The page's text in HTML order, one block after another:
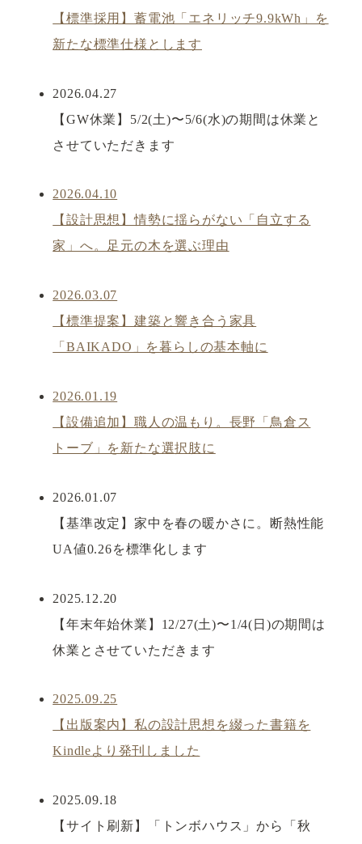
【標準採用】蓄電池「エネリッチ9.9kWh」を
新たな標準仕様とします
2026.04.27
【GW休業】5/2(土)〜5/6(水)の期間は休業と
させていただきます
2026.04.10
【設計思想】情勢に揺らがない「自立する
家」へ。足元の木を選ぶ理由
2026.03.07
【標準提案】建築と響き合う家具
「BAIKADO」を暮らしの基本軸に
2026.01.19
【設備追加】職人の温もり。長野「鳥倉ス
トーブ」を新たな選択肢に
2026.01.07
【基準改定】家中を春の暖かさに。断熱性能
UA値0.26を標準化します
2025.12.20
【年末年始休業】12/27(土)〜1/4(日)の期間は
休業とさせていただきます
2025.09.25
【出版案内】私の設計思想を綴った書籍を
Kindleより発刊しました
2025.09.18
【サイト刷新】「トンボハウス」から「秋